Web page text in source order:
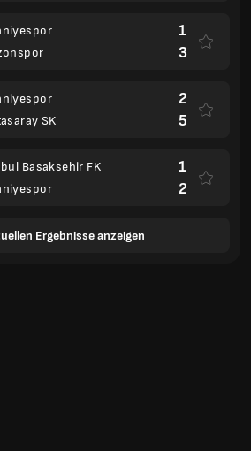
1
3
SK
2
5
Basaksehir FK
1
2
Ergebnisse anzeigen